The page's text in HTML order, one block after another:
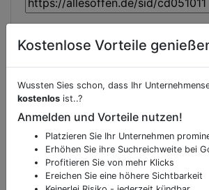
Beschreibung & Services vonKino
Sie möchten eine Beschreibung,
oder andere relevante
Klicken Sie bitte
hier um uns zu
Gerne erweitern wir Ihren
Sonderangebote odere besondere
Ihr Unternehmen anbietet und
Kostenlose Vorteile
Wussten Sies schon, dass Ihr
kostenlos ist..?
Anmelden und Vorteile nutzen!
Platzieren Sie Ihr Unternehmen
Erhöhen Sie ihre Suchreichweite bei
Profitieren Sie von mehr Klicks
Ereichen Sie eine höhere Sichtbarkeit